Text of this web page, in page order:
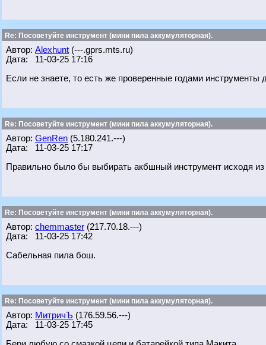
Re: Посоветуйте инструмент (мини пила аккумуляторная).
Автор: Alexhunt (---.gprs.mts.ru)
Дата: 11-03-25 17:16
Если не знаете, то есть же проверенные годами
Re: Посоветуйте инструмент (мини пила аккумуляторная).
Автор: GenRen (5.180.241.---)
Дата: 11-03-25 17:17
Правильно было бы выбирать акбшный инструмент исходя
Re: Посоветуйте инструмент (мини пила аккумуляторная).
Автор: chemmaster (217.70.18.---)
Дата: 11-03-25 17:42
Сабельная пила бош.
Re: Посоветуйте инструмент (мини пила аккумуляторная).
Автор: МитричЪ (176.59.56.---)
Дата: 11-03-25 17:45